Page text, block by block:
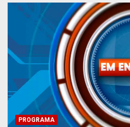
PROGRAMA